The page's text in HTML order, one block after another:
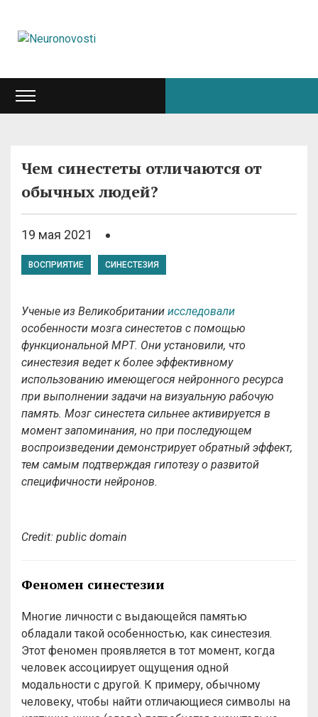
Чем синестеты отличаются от
обычных людей?
19 мая 2021
ВОСПРИЯТИЕ СИНЕСТЕЗИЯ
Ученые из Великобритании исследовали
особенности мозга синестетов с помощью
функциональной МРТ. Они установили, что
синестезия ведет к более эффективному
использованию имеющегося нейронного ресурса
при выполнении задачи на визуальную рабочую
память. Мозг синестета сильнее активируется в
момент запоминания, но при последующем
воспроизведении демонстрирует обратный эффект,
тем самым подтверждая гипотезу о развитой
специфичности нейронов.
Сredit: public domain
Феномен синестезии
Многие личности с выдающейся памятью
обладали такой особенностью, как синестезия.
Этот феномен проявляется в тот момент, когда
человек ассоциирует ощущения одной
модальности с другой. К примеру, обычному
человеку, чтобы найти отличающиеся символы на